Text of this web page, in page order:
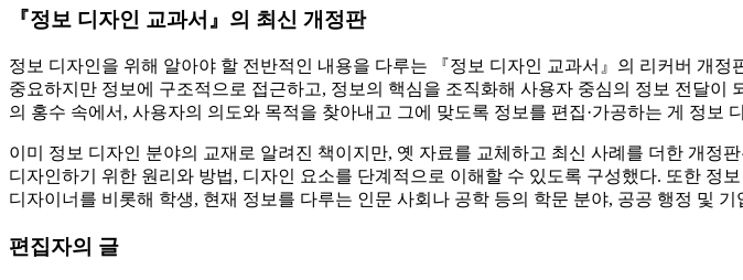
『정보 디자인 교과서』의 최신 개정판
정보 디자인을 위해 알아야 할 전반적인 내용을 다루는 『정보 디자인 교과서』의 리커버 개
중요하지만 정보에 구조적으로 접근하고, 정보의 핵심을 조직화해 사용자 중심의 정보 전달
의 홍수 속에서, 사용자의 의도와 목적을 찾아내고 그에 맞도록 정보를 편집·가공하는 게 정보
이미 정보 디자인 분야의 교재로 알려진 책이지만, 옛 자료를 교체하고 최신 사례를 더한 개
디자인하기 위한 원리와 방법, 디자인 요소를 단계적으로 이해할 수 있도록 구성했다. 또한 정
디자이너를 비롯해 학생, 현재 정보를 다루는 인문 사회나 공학 등의 학문 분야, 공공 행정 및
편집자의 글